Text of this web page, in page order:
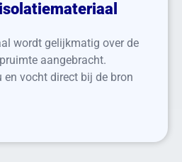
wordt gelijkmatig over de
aangebracht.
en vocht direct bij de bron